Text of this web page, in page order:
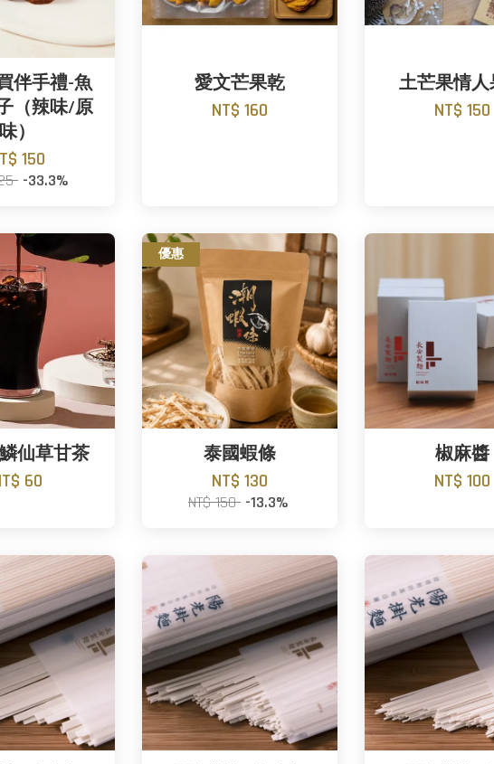
伴手禮-魚
（辣味/原
）
150
-33.3%
愛文芒果乾
NT$ 160
土芒果情
NT$ 150
仙草甘茶
60
優惠
泰國蝦條
NT$ 130
NT$ 150 -13.3%
椒麻醬
NT$ 100